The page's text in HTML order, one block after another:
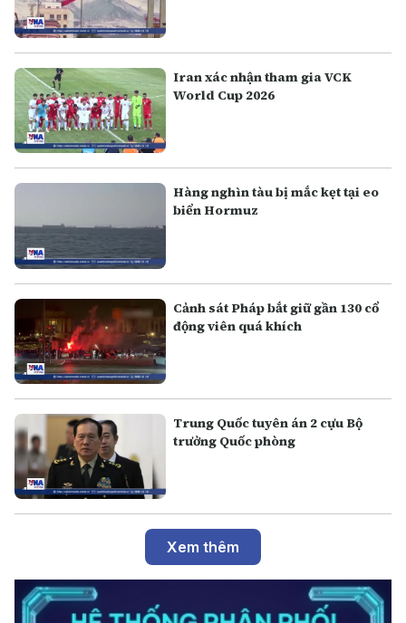
Iran xác nhận tham gia VCK
World Cup 2026
Hàng nghìn tàu bị mắc kẹt tại eo
biển Hormuz
Cảnh sát Pháp bắt giữ gần 130 cổ
động viên quá khích
Trung Quốc tuyên án 2 cựu Bộ
trưởng Quốc phòng
Xem thêm